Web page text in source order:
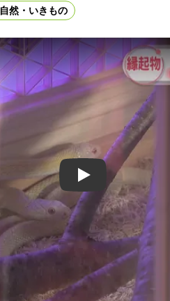
自然・いきもの
Play